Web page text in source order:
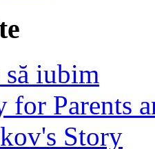
să iubim
for Parents
Story